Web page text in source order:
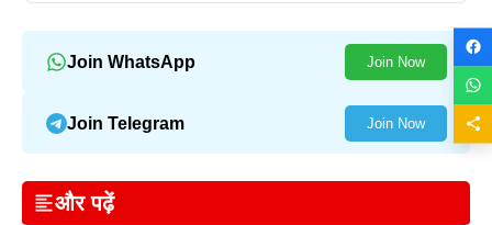
Join WhatsApp Join Now
Join Telegram Join Now
और पढ़ें